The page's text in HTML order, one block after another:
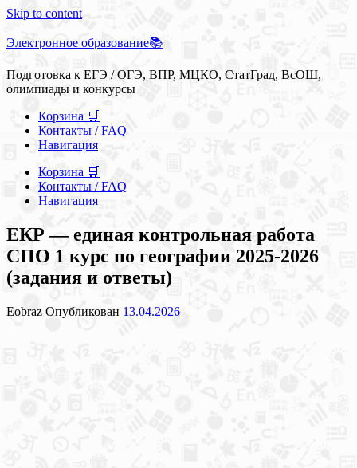
Skip to content
Электронное образование📚
Подготовка к ЕГЭ / ОГЭ, ВПР, МЦКО, СтатГрад, ВсОШ,
олимпиады и конкурсы
Корзина 🛒
Контакты / FAQ
Навигация
Корзина 🛒
Контакты / FAQ
Навигация
ЕКР — единая контрольная работа
СПО 1 курс по географии 2025-2026
(задания и ответы)
Eobraz Опубликован 13.04.2026